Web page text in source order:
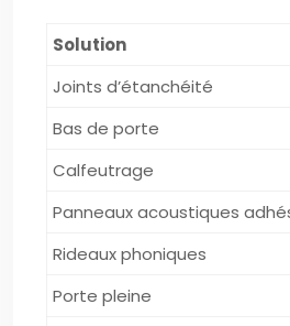
Solution
Joints d’étanchéité
Bas de porte
Calfeutrage
Panneaux acoustiques
Rideaux phoniques
Porte pleine